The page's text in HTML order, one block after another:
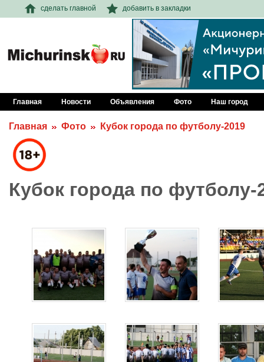
сделать главной добавить в закладки
Главная Новости Объявления Фото Наш город
Главная Фото Кубок города по футболу-2019
Кубок города по футболу-